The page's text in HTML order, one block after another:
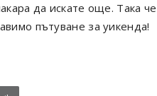
да искате още. Така че
пътуване за уикенда!